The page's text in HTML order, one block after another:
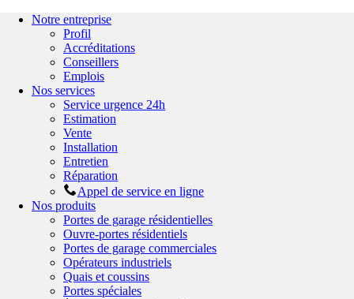
Notre entreprise
Profil
Accréditations
Conseillers
Emplois
Nos services
Service urgence 24h
Estimation
Vente
Installation
Entretien
Réparation
Appel de service en ligne
Nos produits
Portes de garage résidentielles
Ouvre-portes résidentiels
Portes de garage commerciales
Opérateurs industriels
Quais et coussins
Portes spéciales